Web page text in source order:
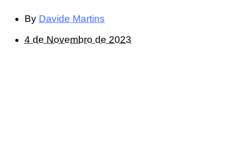
By Davide Martins
4 de Novembro de 2023